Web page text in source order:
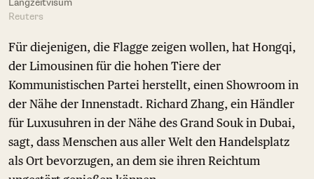
Langzeitvisum
Reuters
Für diejenigen, die Flagge zeigen wollen, hat Hongqi,
der Limousinen für die hohen Tiere der
Kommunistischen Partei herstellt, einen Showroom in
der Nähe der Innenstadt. Richard Zhang, ein Händler
für Luxusuhren in der Nähe des Grand Souk in Dubai,
sagt, dass Menschen aus aller Welt den Handelsplatz
als Ort bevorzugen, an dem sie ihren Reichtum